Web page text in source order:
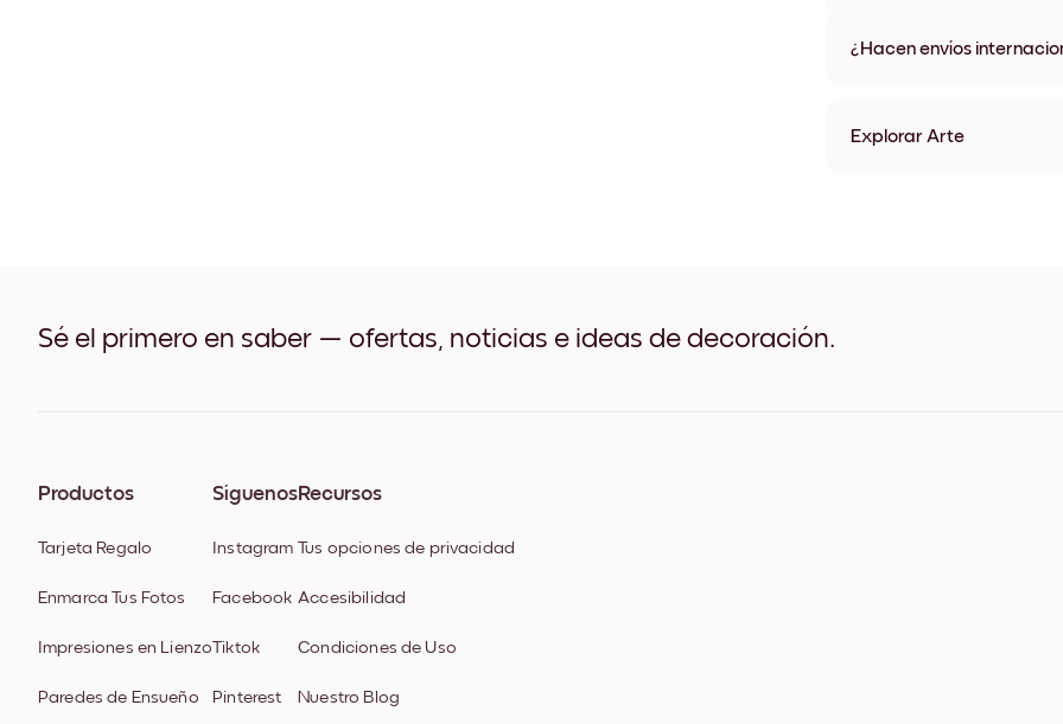
¿Hacen envíos
Explorar Arte
Sé el primero en saber — ofertas, noticias e ideas de decoración.
Productos
Tarjeta Regalo
Enmarca Tus Fotos
Impresiones en Lienzo
Paredes de Ensueño
Síguenos
Instagram
Facebook
Tiktok
Pinterest
Recursos
Tus opciones de privacidad
Accesibilidad
Condiciones de Uso
Nuestro Blog